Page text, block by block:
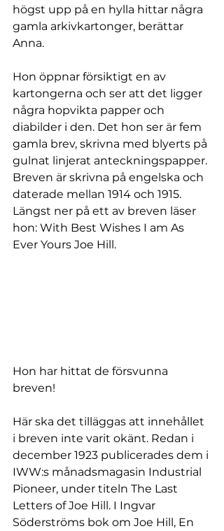
högst upp på en hylla hittar några
gamla arkivkartonger, berättar
Anna.
Hon öppnar försiktigt en av
kartongerna och ser att det ligger
några hopvikta papper och
diabilder i den. Det hon ser är fem
gamla brev, skrivna med blyerts på
gulnat linjerat anteckningspapper.
Breven är skrivna på engelska och
daterade mellan 1914 och 1915.
Längst ner på ett av breven läser
hon: With Best Wishes I am As
Ever Yours Joe Hill.
Hon har hittat de försvunna
breven!
Här ska det tilläggas att innehållet
i breven inte varit okänt. Redan i
december 1923 publicerades dem i
IWW:s månadsmagasin Industrial
Pioneer, under titeln The Last
Letters of Joe Hill. I Ingvar
Söderströms bok om Joe Hill, En